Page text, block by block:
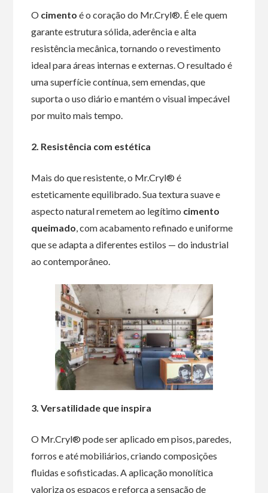
O cimento é o coração do Mr.Cryl®. É ele quem
garante estrutura sólida, aderência e alta
resistência mecânica, tornando o revestimento
ideal para áreas internas e externas. O resultado é
uma superfície contínua, sem emendas, que
suporta o uso diário e mantém o visual impecável
por muito mais tempo.
2. Resistência com estética
Mais do que resistente, o Mr.Cryl® é
esteticamente equilibrado. Sua textura suave e
aspecto natural remetem ao legítimo cimento
queimado, com acabamento refinado e uniforme
que se adapta a diferentes estilos — do industrial
ao contemporâneo.
3. Versatilidade que inspira
O Mr.Cryl® pode ser aplicado em pisos, paredes,
forros e até mobiliários, criando composições
fluidas e sofisticadas. A aplicação monolítica
valoriza os espaços e reforça a sensação de